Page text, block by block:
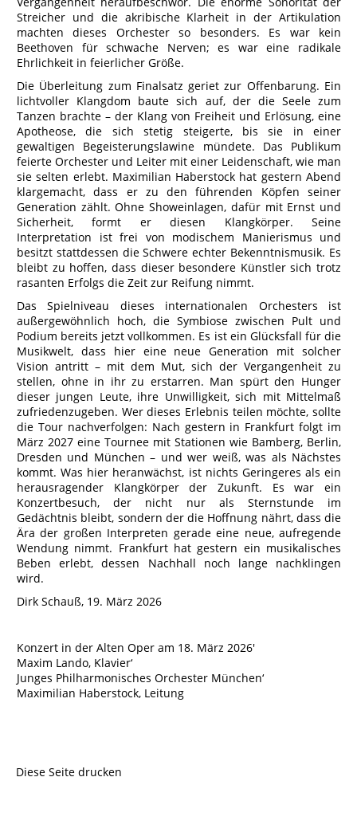
Streicher und die akribische Klarheit in der Artikulation
machten dieses Orchester so besonders. Es war kein
Beethoven für schwache Nerven; es war eine radikale
Ehrlichkeit in feierlicher Größe.
Die Überleitung zum Finalsatz geriet zur Offenbarung. Ein
lichtvoller Klangdom baute sich auf, der die Seele zum
Tanzen brachte – der Klang von Freiheit und Erlösung, eine
Apotheose, die sich stetig steigerte, bis sie in einer
gewaltigen Begeisterungslawine mündete. Das Publikum
feierte Orchester und Leiter mit einer Leidenschaft, wie man
sie selten erlebt. Maximilian Haberstock hat gestern Abend
klargemacht, dass er zu den führenden Köpfen seiner
Generation zählt. Ohne Showeinlagen, dafür mit Ernst und
Sicherheit, formt er diesen Klangkörper. Seine
Interpretation ist frei von modischem Manierismus und
besitzt stattdessen die Schwere echter Bekenntnismusik. Es
bleibt zu hoffen, dass dieser besondere Künstler sich trotz
rasanten Erfolgs die Zeit zur Reifung nimmt.
Das Spielniveau dieses internationalen Orchesters ist
außergewöhnlich hoch, die Symbiose zwischen Pult und
Podium bereits jetzt vollkommen. Es ist ein Glücksfall für die
Musikwelt, dass hier eine neue Generation mit solcher
Vision antritt – mit dem Mut, sich der Vergangenheit zu
stellen, ohne in ihr zu erstarren. Man spürt den Hunger
dieser jungen Leute, ihre Unwilligkeit, sich mit Mittelmaß
zufriedenzugeben. Wer dieses Erlebnis teilen möchte, sollte
die Tour nachverfolgen: Nach gestern in Frankfurt folgt im
März 2027 eine Tournee mit Stationen wie Bamberg, Berlin,
Dresden und München – und wer weiß, was als Nächstes
kommt. Was hier heranwächst, ist nichts Geringeres als ein
herausragender Klangkörper der Zukunft. Es war ein
Konzertbesuch, der nicht nur als Sternstunde im
Gedächtnis bleibt, sondern der die Hoffnung nährt, dass die
Ära der großen Interpreten gerade eine neue, aufregende
Wendung nimmt. Frankfurt hat gestern ein musikalisches
Beben erlebt, dessen Nachhall noch lange nachklingen
wird.
Dirk Schauß, 19. März 2026
Konzert in der Alten Oper am 18. März 2026′
Maxim Lando, Klavier‘
Junges Philharmonisches Orchester München‘
Maximilian Haberstock, Leitung
Diese Seite drucken